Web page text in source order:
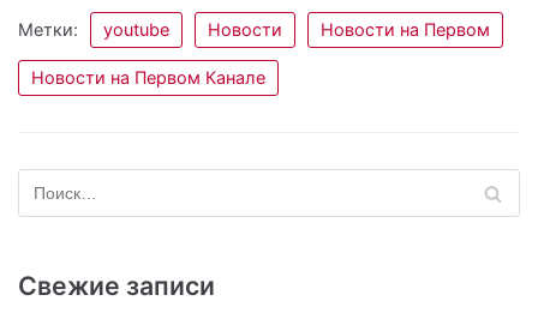
Метки: youtube Новости Новости на Первом
Новости на Первом Канале
Свежие записи